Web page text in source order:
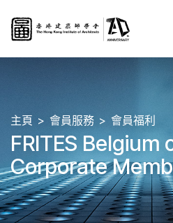
主頁 會員服務 會員福利
FRITES Belgium
Corporate